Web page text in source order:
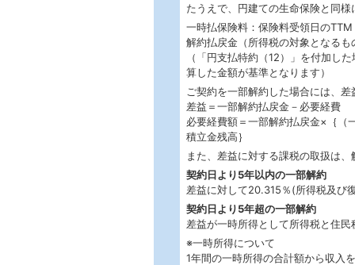
たうえで、円建ての生命保険と同
一時払保険料：保険料受領日のTTM
解約払戻金（所得税の対象となる
（「円支払特約（12）」を付加し
算した金額が基準となります）
ご契約を一部解約した場合には、
差益＝一部解約払戻金－必要経費
必要経費額＝一部解約払戻金×｛（
積立金残高｝
また、差益に対する課税の取扱は
契約日より5年以内の一部解約
差益に対して20.315％(所得税及び
契約日より5年超の一部解約
差益が一時所得として所得税と住民
※一時所得について
1年間の一時所得の合計額から収入